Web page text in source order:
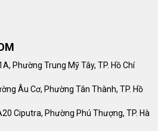
Phường Trung Mỹ Tây, TP. Hồ Chí
Âu Cơ, Phường Tân Thành, TP. Hồ
Ciputra, Phường Phú Thượng, TP. Hà